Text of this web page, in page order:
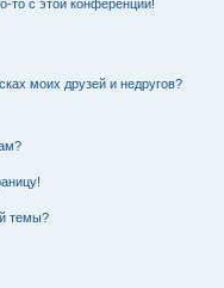
то с этой конференции!
моих друзей и недругов?
темы?